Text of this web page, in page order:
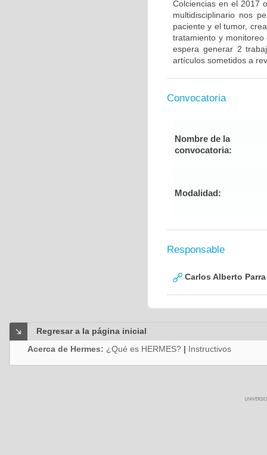
Colciencias en el 2017
multidisciplinario nos
paciente y el tumor,
tratamiento y
espera generar 2
artículos sometidos a
Convocatoria
Nombre de la
convocatoria:
Modalidad:
Responsable
Carlos Alberto
Regresar a la página inicial
Acerca de Hermes: ¿Qué es HERMES? | Instructivos